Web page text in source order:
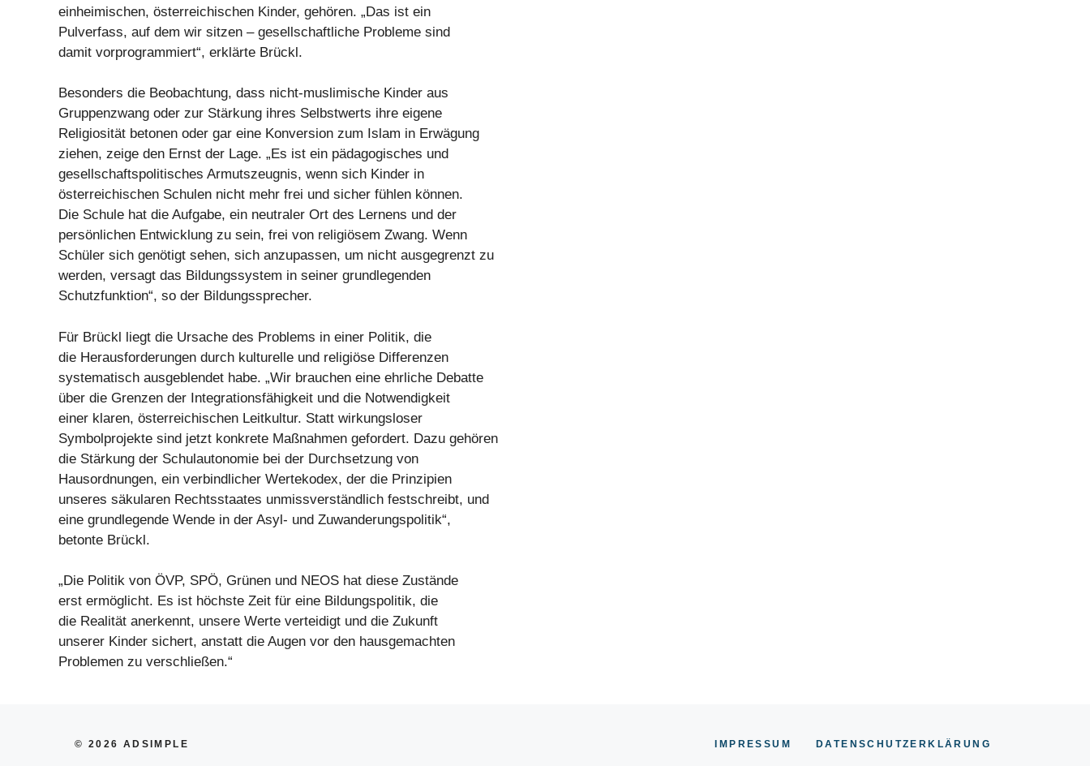
einheimischen, österreichischen Kinder, gehören. „Das ist ein
Pulverfass, auf dem wir sitzen – gesellschaftliche Probleme sind
damit vorprogrammiert“, erklärte Brückl.
Besonders die Beobachtung, dass nicht-muslimische Kinder aus
Gruppenzwang oder zur Stärkung ihres Selbstwerts ihre eigene
Religiosität betonen oder gar eine Konversion zum Islam in Erwägung
ziehen, zeige den Ernst der Lage. „Es ist ein pädagogisches und
gesellschaftspolitisches Armutszeugnis, wenn sich Kinder in
österreichischen Schulen nicht mehr frei und sicher fühlen können.
Die Schule hat die Aufgabe, ein neutraler Ort des Lernens und der
persönlichen Entwicklung zu sein, frei von religiösem Zwang. Wenn
Schüler sich genötigt sehen, sich anzupassen, um nicht ausgegrenzt zu
werden, versagt das Bildungssystem in seiner grundlegenden
Schutzfunktion“, so der Bildungssprecher.
Für Brückl liegt die Ursache des Problems in einer Politik, die
die Herausforderungen durch kulturelle und religiöse Differenzen
systematisch ausgeblendet habe. „Wir brauchen eine ehrliche Debatte
über die Grenzen der Integrationsfähigkeit und die Notwendigkeit
einer klaren, österreichischen Leitkultur. Statt wirkungsloser
Symbolprojekte sind jetzt konkrete Maßnahmen gefordert. Dazu gehören
die Stärkung der Schulautonomie bei der Durchsetzung von
Hausordnungen, ein verbindlicher Wertekodex, der die Prinzipien
unseres säkularen Rechtsstaates unmissverständlich festschreibt, und
eine grundlegende Wende in der Asyl- und Zuwanderungspolitik“,
betonte Brückl.
„Die Politik von ÖVP, SPÖ, Grünen und NEOS hat diese Zustände
erst ermöglicht. Es ist höchste Zeit für eine Bildungspolitik, die
die Realität anerkennt, unsere Werte verteidigt und die Zukunft
unserer Kinder sichert, anstatt die Augen vor den hausgemachten
Problemen zu verschließen.“
© 2026 ADSIMPLE IMPRESSUM DATENSCHUTZERKLÄRUNG